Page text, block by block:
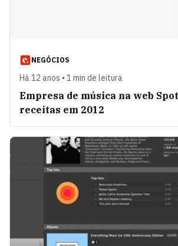
NEGÓCIOS
Há 12 anos • 1 min de leitura
Empresa de música na web
receitas em 2012